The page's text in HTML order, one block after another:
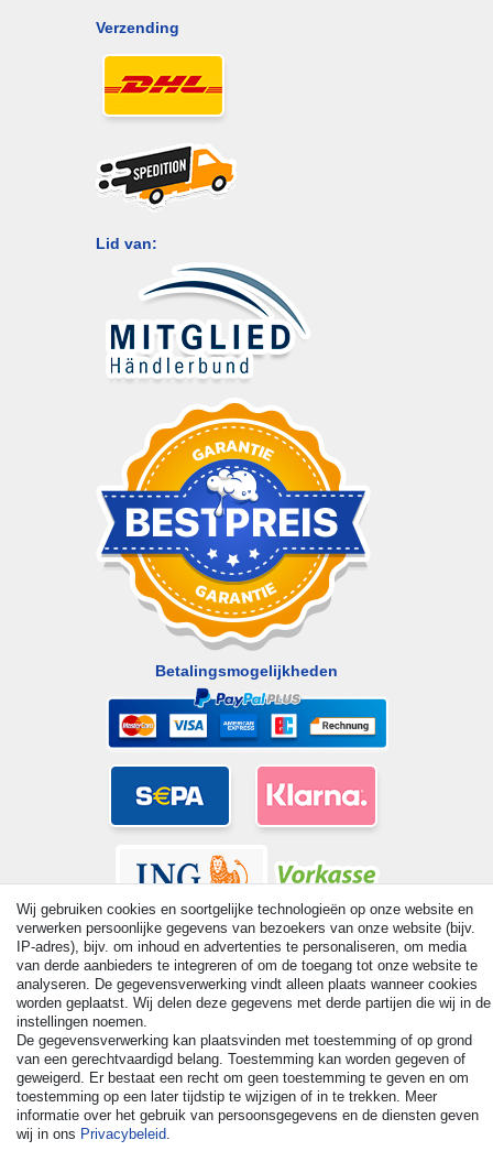
Verzending
Lid van:
Betalingsmogelijkheden
© Copyright 2026 | Alle rechten voorbehouden. - All rights
reserved. Prices incl. VAT. 19% VAT Basic prices see article detail
| * Applies to deliveries to the UK!
Wij gebruiken cookies en soortgelijke technologieën op onze website en
verwerken persoonlijke gegevens van bezoekers van onze website (bijv.
IP-adres), bijv. om inhoud en advertenties te personaliseren, om media
van derde aanbieders te integreren of om de toegang tot onze website te
analyseren. De gegevensverwerking vindt alleen plaats wanneer cookies
worden geplaatst. Wij delen deze gegevens met derde partijen die wij in de
instellingen noemen.
De gegevensverwerking kan plaatsvinden met toestemming of op grond
van een gerechtvaardigd belang. Toestemming kan worden gegeven of
geweigerd. Er bestaat een recht om geen toestemming te geven en om
toestemming op een later tijdstip te wijzigen of in te trekken. Meer
informatie over het gebruik van persoonsgegevens en de diensten geven
wij in ons Privacybeleid.
Herroepingsrecht uitoefenen Contact